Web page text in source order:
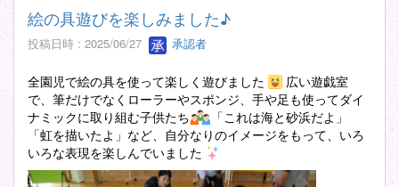
絵の具遊びを楽しみました♪
投稿日時 : 2025/06/27 承認者
全園児で絵の具を使って楽しく遊びました
広い遊戯室
で、筆だけでなくローラーやスポンジ、手や足も使ってダイ
ナミックに取り組む子供たち
「これは海と砂浜だよ」
「虹を描いたよ」など、自分なりのイメージをもって、いろ
いろな表現を楽しんでいました